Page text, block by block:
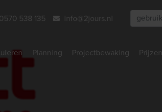
0570 538 135 info@2jours.nl
Planning Projectbewaking Prijzen